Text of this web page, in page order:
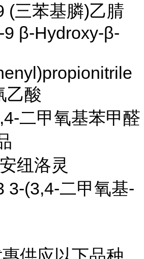
(三苯基膦)乙腈
β-Hydroxy-β-
乙酸
二甲氧基苯甲醛
纽洛灵
3-(3,4-二甲氧基-